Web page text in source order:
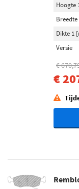
Hoogte
Dikte 1
Versie
€
€